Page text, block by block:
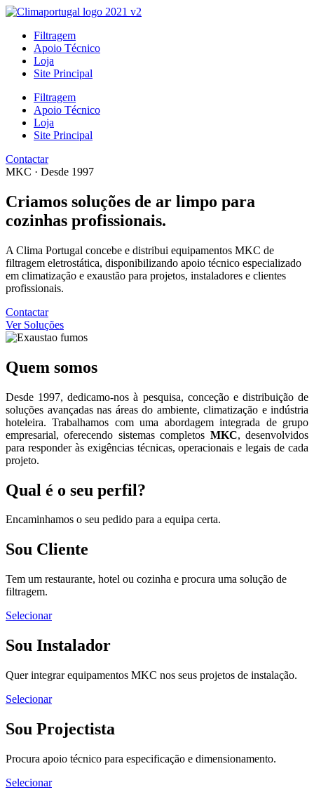
Filtragem
Apoio Técnico
Loja
Site Principal
Filtragem
Apoio Técnico
Loja
Site Principal
Contactar
MKC · Desde 1997
Criamos soluções de ar limpo para
cozinhas profissionais.
A Clima Portugal concebe e distribui equipamentos MKC de
filtragem eletrostática, disponibilizando apoio técnico especializado
em climatização e exaustão para projetos, instaladores e clientes
profissionais.
Contactar
Ver Soluções
Quem somos
Desde 1997, dedicamo-nos à pesquisa, conceção e distribuição de
soluções avançadas nas áreas do ambiente, climatização e indústria
hoteleira. Trabalhamos com uma abordagem integrada de grupo
empresarial, oferecendo sistemas completos MKC, desenvolvidos
para responder às exigências técnicas, operacionais e legais de cada
projeto.
Qual é o seu perfil?
Encaminhamos o seu pedido para a equipa certa.
Sou Cliente
Tem um restaurante, hotel ou cozinha e procura uma solução de
filtragem.
Selecionar
Sou Instalador
Quer integrar equipamentos MKC nos seus projetos de instalação.
Selecionar
Sou Projectista
Procura apoio técnico para especificação e dimensionamento.
Selecionar